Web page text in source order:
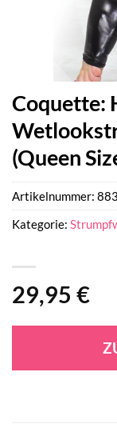
Coquette:
(Queen
29,95 €
Artikelnummer:
Kategorie: